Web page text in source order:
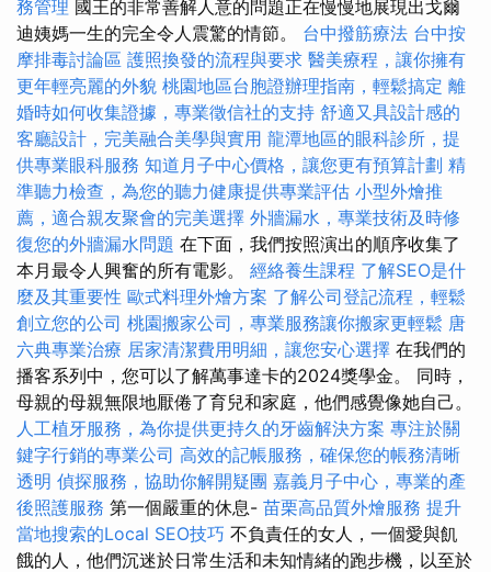
務管理 國王的非常善解人意的問題正在慢慢地展現出戈爾
迪姨媽一生的完全令人震驚的情節。 台中撥筋療法 台中按
摩排毒討論區 護照換發的流程與要求 醫美療程，讓你擁有
更年輕亮麗的外貌 桃園地區台胞證辦理指南，輕鬆搞定 離
婚時如何收集證據，專業徵信社的支持 舒適又具設計感的
客廳設計，完美融合美學與實用 龍潭地區的眼科診所，提
供專業眼科服務 知道月子中心價格，讓您更有預算計劃 精
準聽力檢查，為您的聽力健康提供專業評估 小型外燴推
薦，適合親友聚會的完美選擇 外牆漏水，專業技術及時修
復您的外牆漏水問題 在下面，我們按照演出的順序收集了
本月最令人興奮的所有電影。 經絡養生課程 了解SEO是什
麼及其重要性 歐式料理外燴方案 了解公司登記流程，輕鬆
創立您的公司 桃園搬家公司，專業服務讓你搬家更輕鬆 唐
六典專業治療 居家清潔費用明細，讓您安心選擇 在我們的
播客系列中，您可以了解萬事達卡的2024獎學金。 同時，
母親的母親無限地厭倦了育兒和家庭，他們感覺像她自己。
人工植牙服務，為你提供更持久的牙齒解決方案 專注於關
鍵字行銷的專業公司 高效的記帳服務，確保您的帳務清晰
透明 偵探服務，協助你解開疑團 嘉義月子中心，專業的產
後照護服務 第一個嚴重的休息- 苗栗高品質外燴服務 提升
當地搜索的Local SEO技巧 不負責任的女人，一個愛與飢
餓的人，他們沉迷於日常生活和未知情緒的跑步機，以至於